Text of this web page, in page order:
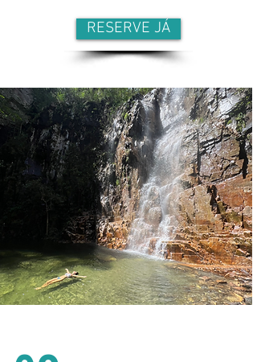
RESERVE JÁ